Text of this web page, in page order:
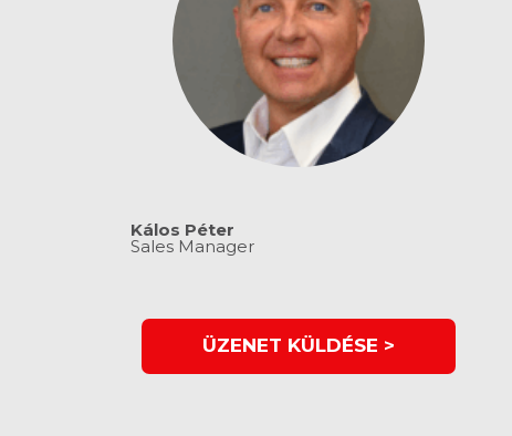
Kálos Péter
Sales Manager
ÜZENET KÜLDÉSE >